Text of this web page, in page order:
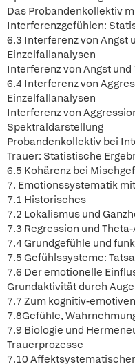
Das Probandenkollektiv
Interferenzgefühlen:
6.3 Interferenz von Angst
Einzelfallanalysen
Interferenz von Angst
6.4 Interferenz von
Einzelfallanalysen
Interferenz von
Spektraldarstellung
Probandenkollektiv bei
Trauer: Statistische
6.5 Kohärenz bei
7. Emotionssystematik
7.1 Historisches
7.2 Lokalismus und
7.3 Regression und
7.4 Grundgefühle und
7.5 Gefühlssysteme:
7.6 Der emotionelle
Grundaktivität durch
7.7 Zum kognitiv-
7.8Gefühle,
7.9 Biologie und
Trauerprozesse
7.10